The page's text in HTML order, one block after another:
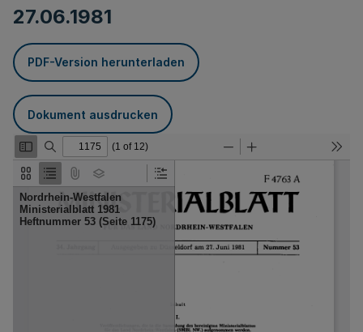
27.06.1981
PDF-Version herunterladen
Dokument ausdrucken